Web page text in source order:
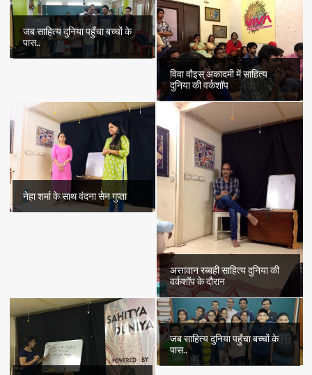
जब साहित्य दुनिया पहुँचा बच्चों के
पास..
विवा वौइस् अकादमी में साहित्य
दुनिया की वर्कशॉप
नेहा शर्मा के साथ वंदना सेन गुप्ता
अरग़वान रब्बही साहित्य दुनिया की
वर्कशॉप के दौरान
जब साहित्य दुनिया पहुँचा बच्चों के
पास..